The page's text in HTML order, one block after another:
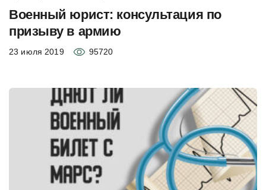
Военный юрист: консультация по
призыву в армию
23 июля 2019 95720